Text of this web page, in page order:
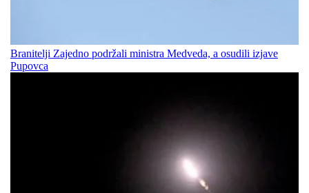
Branitelji Zajedno podržali ministra Medveda, a osudili izjave
Pupovca